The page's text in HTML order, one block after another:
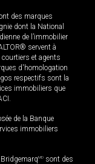
des marques
dont la National
de l’immobilier
servent à
et agents
d'homologation
respectifs sont la
immobiliers que
de la Banque
immobiliers
MD sont des